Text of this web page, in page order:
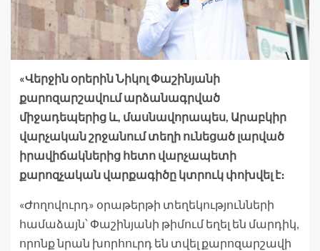
«Վերջին օրերին Նիկոլ Փաշինյանի
քարոզարշավում արձանագրված
միջադեպերից և, մասնավորապես, Արաբկիր
վարչական շրջանում տեղի ունեցած լարված
իրավիճակներից հետո վարչապետի
քարոզչական վարքագիծը կտրուկ փոխվել է։
«Ժողովուրդ» օրաթերթի տեղեկությունների
համաձայն՝ Փաշինյանի թիմում եղել են մարդիկ,
որոնք նրան խորհուրդ են տվել քարոզարշավի